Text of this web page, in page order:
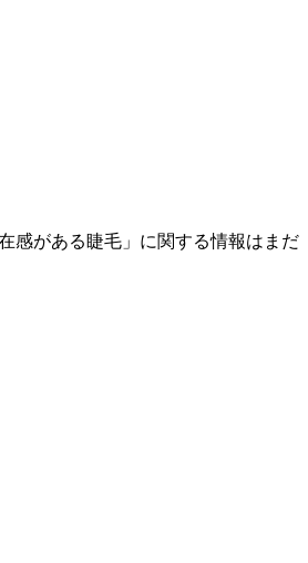
感がある睫毛」に関する情報はまだ